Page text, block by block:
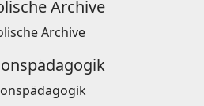
Archive